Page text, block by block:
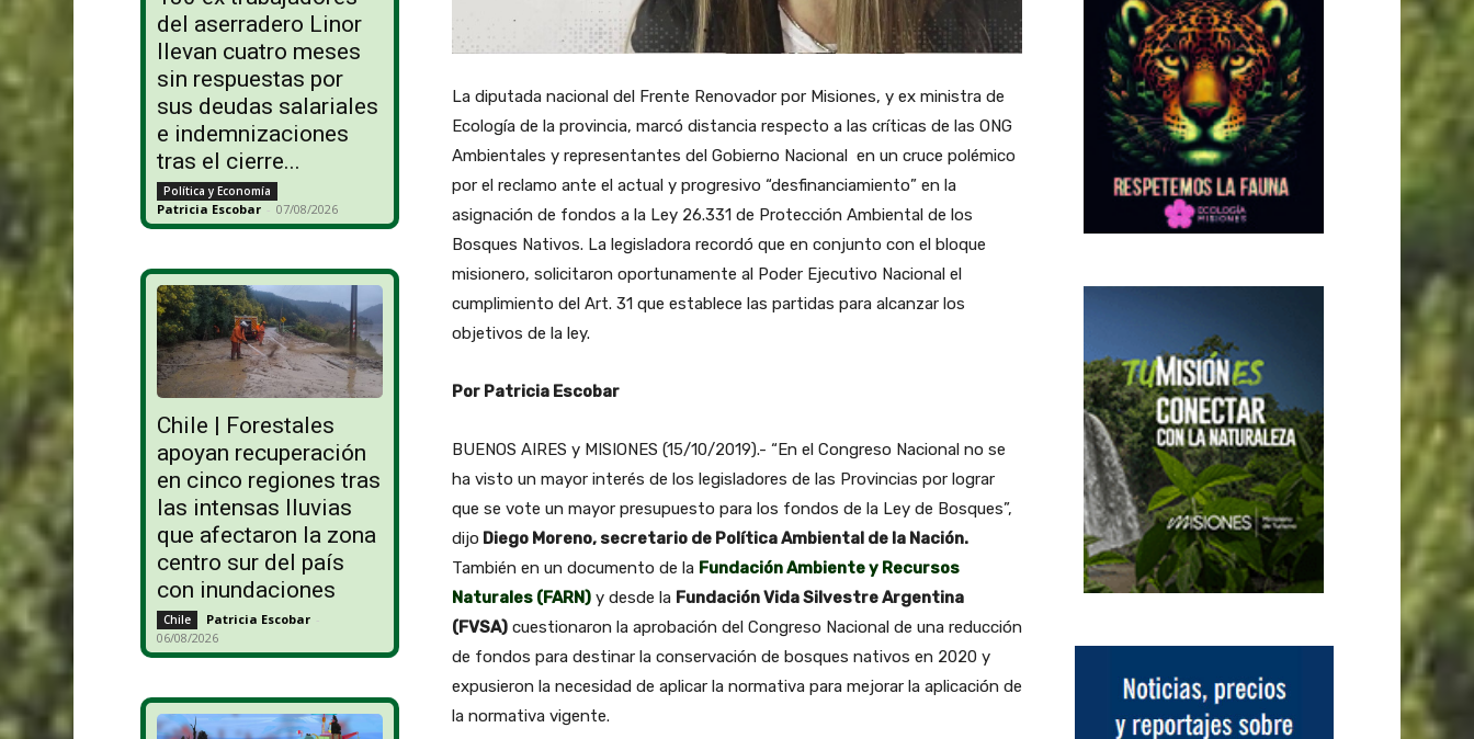
del aserradero Linor
llevan cuatro meses
sin respuestas por
sus deudas salariales
e indemnizaciones
tras el cierre...
Política y Economía
Patricia Escobar - 07/08/2026
Chile | Forestales
apoyan recuperación
en cinco regiones tras
las intensas lluvias
que afectaron la zona
centro sur del país
con inundaciones
Chile Patricia Escobar -
06/08/2026
La diputada nacional del Frente Renovador por Misiones, y ex ministra de
Ecología de la provincia, marcó distancia respecto a las críticas de las ONG
Ambientales y representantes del Gobierno Nacional en un cruce polémico
por el reclamo ante el actual y progresivo “desfinanciamiento” en la
asignación de fondos a la Ley 26.331 de Protección Ambiental de los
Bosques Nativos. La legisladora recordó que en conjunto con el bloque
misionero, solicitaron oportunamente al Poder Ejecutivo Nacional el
cumplimiento del Art. 31 que establece las partidas para alcanzar los
objetivos de la ley.
Por Patricia Escobar
BUENOS AIRES y MISIONES (15/10/2019).- “En el Congreso Nacional no se
ha visto un mayor interés de los legisladores de las Provincias por lograr
que se vote un mayor presupuesto para los fondos de la Ley de Bosques”,
dijo Diego Moreno, secretario de Política Ambiental de la Nación.
También en un documento de la Fundación Ambiente y Recursos
Naturales (FARN) y desde la Fundación Vida Silvestre Argentina
(FVSA)cuestionaron la aprobación del Congreso Nacional de una reducción
de fondos para destinar la conservación de bosques nativos en 2020 y
expusieron la necesidad de aplicar la normativa para mejorar la aplicación de
la normativa vigente.